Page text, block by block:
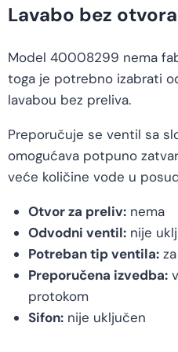
Lavabo bez
Model 40008299 nema
toga je potrebno izabrati
lavabou bez preliva.
Preporučuje se ventil sa
omogućava potpuno
veće količine vode u
Otvor za preliv:nema
Odvodni ventil:nije
Potreban tip ventila:za
Preporučena izvedba:
protokom
Sifon:nije uključen